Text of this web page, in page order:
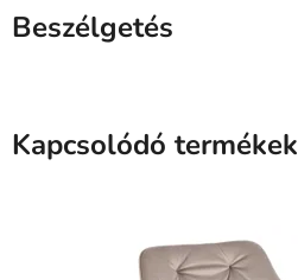
Beszélgetés
Kapcsolódó termékek